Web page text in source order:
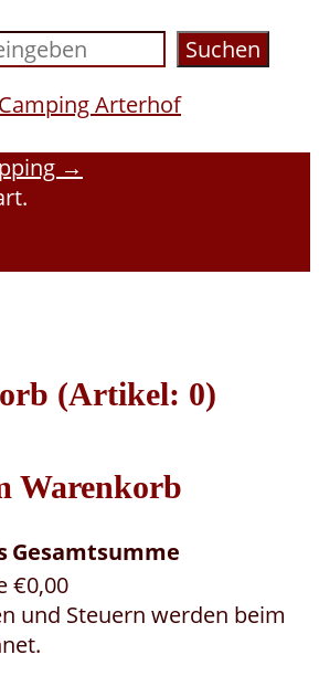
Suchen
Arterhof
→
(Artikel: 0)
Warenkorb
Gesamtsumme
€0,00
und Steuern werden beim